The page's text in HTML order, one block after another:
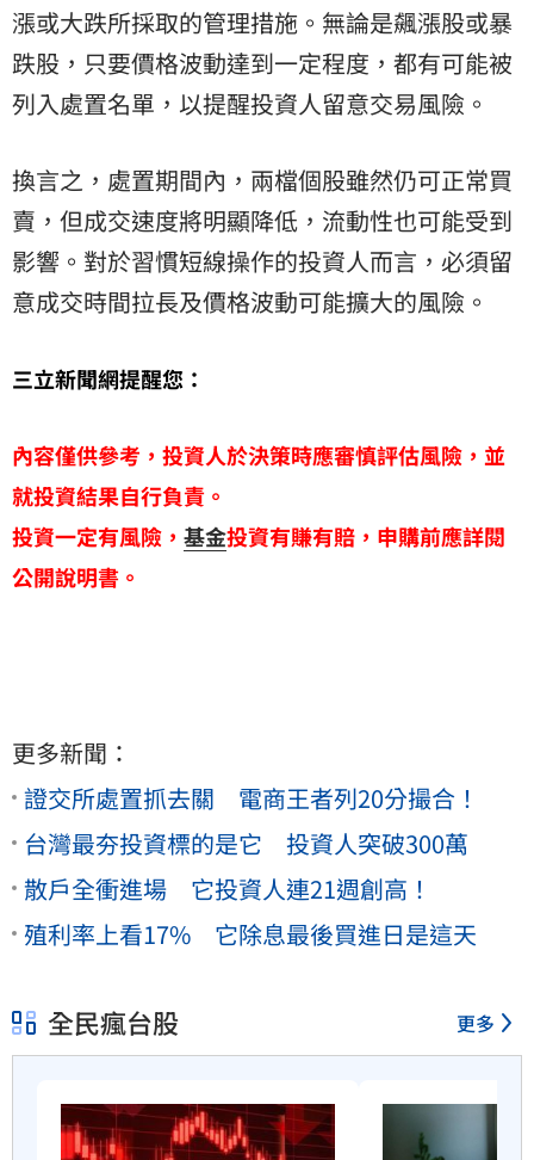
漲或大跌所採取的管理措施。無論是飆漲股或暴
跌股，只要價格波動達到一定程度，都有可能被
列入處置名單，以提醒投資人留意交易風險。
換言之，處置期間內，兩檔個股雖然仍可正常買
賣，但成交速度將明顯降低，流動性也可能受到
影響。對於習慣短線操作的投資人而言，必須留
意成交時間拉長及價格波動可能擴大的風險。
三立新聞網提醒您：
內容僅供參考，投資人於決策時應審慎評估風險，並
就投資結果自行負責。
投資一定有風險， 基金投資有賺有賠，申購前應詳閱
公開說明書。
更多新聞：
證交所處置抓去關 電商王者列20分撮合！
台灣最夯投資標的是它 投資人突破300萬
散戶全衝進場 它投資人連21週創高！
殖利率上看17% 它除息最後買進日是這天
全民瘋台股 更多